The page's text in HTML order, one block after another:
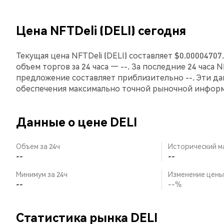
Цена NFTDeli (DELI) сегодня
Текущая цена NFTDeli (DELI) составляет
объем торгов за 24 часа — --. За последние 24 часа
предложение составляет приблизительно --. Эти
обеспечения максимально точной рыночной
Данные о цене DELI
Объем за 24ч
--
Исторический
--
Минимум за 24ч
--
Изменение цены
--%
Статистика рынка DELI